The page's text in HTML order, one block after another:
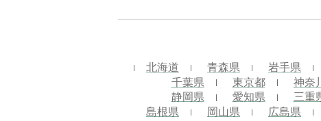
北海道 青森県 岩手県
千葉県
東京都 神奈
静岡県
愛知県 三重
島根県
岡山県 広島県